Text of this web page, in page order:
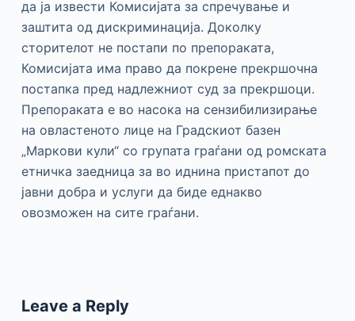
да ја извести Комисијата за спречување и
заштита од дискриминација. Доколку
сторителот не постапи по препораката,
Комисијата има право да покрене прекршочна
постапка пред надлежниот суд за прекршоци.
Препораката е во насока на сензибилизирање
на овластеното лице на Градскиот базен
„Маркови кули“ со групата граѓани од ромската
етничка заедница за во иднина пристапот до
јавни добра и услуги да биде еднакво
овозможен на сите граѓани.
Leave a Reply